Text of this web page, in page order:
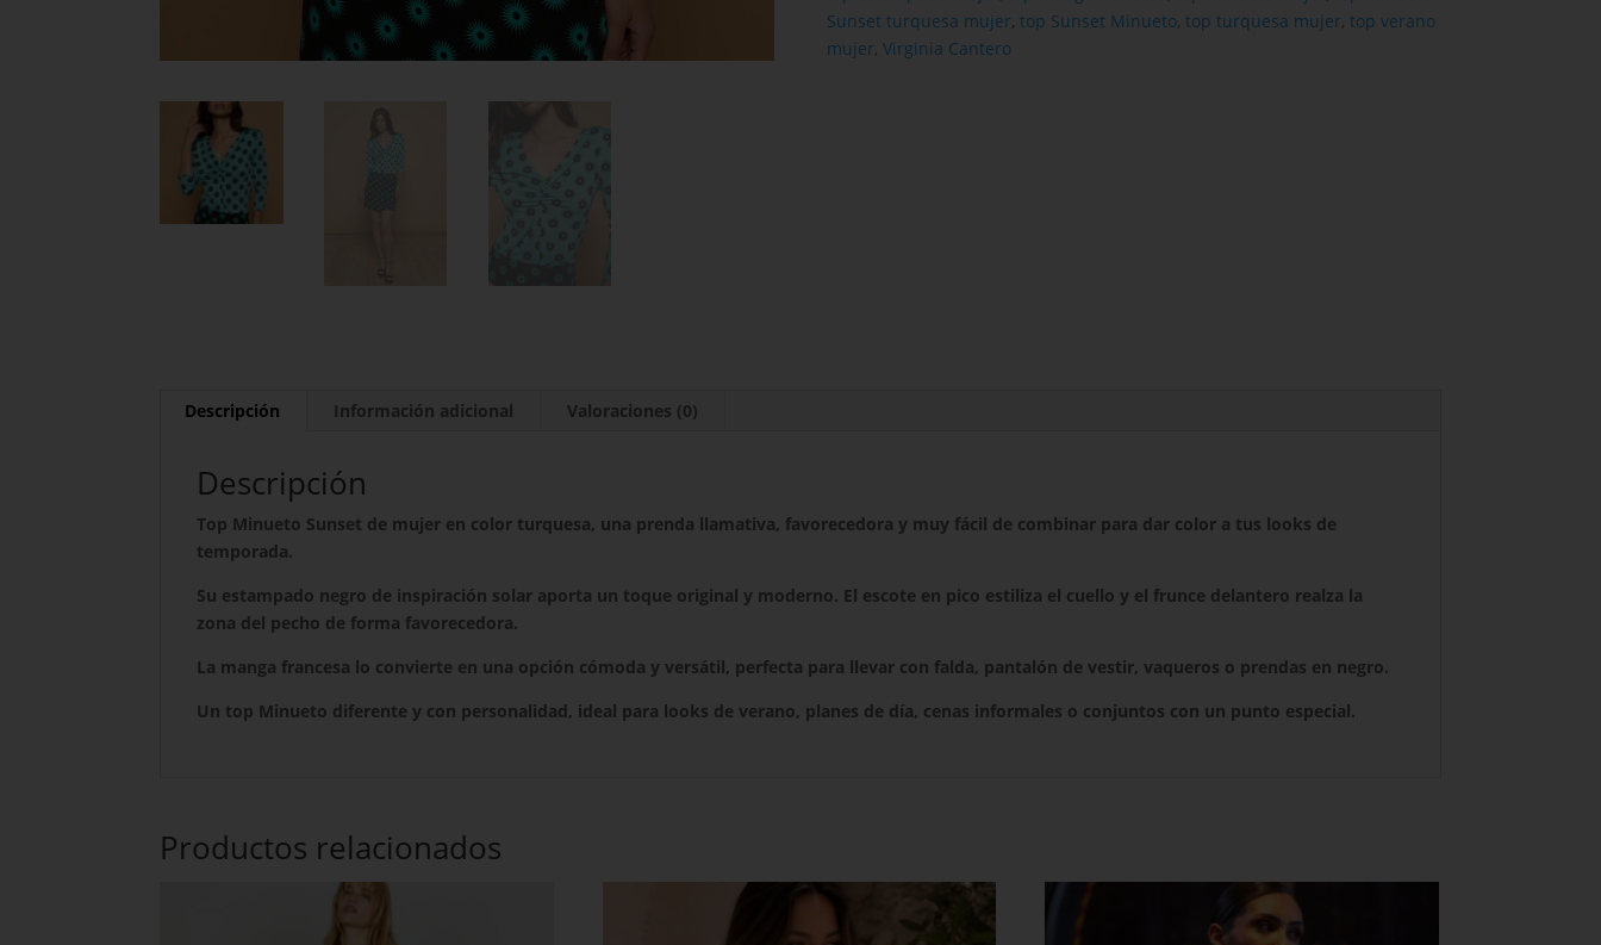
Sunset turquesa mujer, top Sunset Minueto, top turquesa mujer, top verano
mujer, Virginia Cantero
Descripción Información adicional Valoraciones (0)
Descripción
Top Minueto Sunset de mujer en color turquesa, una prenda llamativa, favorecedora y muy fácil de combinar para dar color a tus looks de
temporada.
Su estampado negro de inspiración solar aporta un toque original y moderno. El escote en pico estiliza el cuello y el frunce delantero realza la
zona del pecho de forma favorecedora.
La manga francesa lo convierte en una opción cómoda y versátil, perfecta para llevar con falda, pantalón de vestir, vaqueros o prendas en negro.
Un top Minueto diferente y con personalidad, ideal para looks de verano, planes de día, cenas informales o conjuntos con un punto especial.
Productos relacionados